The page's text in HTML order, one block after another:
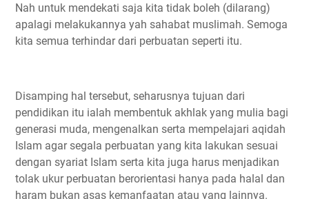
Nah untuk mendekati saja kita tidak boleh (dilarang)
apalagi melakukannya yah sahabat muslimah. Semoga
kita semua terhindar dari perbuatan seperti itu.
Disamping hal tersebut, seharusnya tujuan dari
pendidikan itu ialah membentuk akhlak yang mulia bagi
generasi muda, mengenalkan serta mempelajari aqidah
Islam agar segala perbuatan yang kita lakukan sesuai
dengan syariat Islam serta kita juga harus menjadikan
tolak ukur perbuatan berorientasi hanya pada halal dan
haram bukan asas kemanfaatan atau yang lainnya.